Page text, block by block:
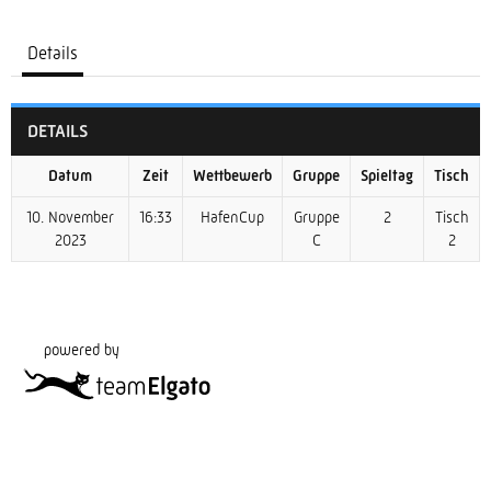
Details
DETAILS
Datum Zeit Wettbewerb Gruppe Spieltag Tisch
10. November
2023
16:33 HafenCup
Gruppe
C
2
Tisch
2
powered by